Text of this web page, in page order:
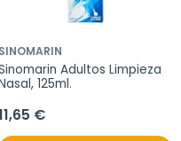
SINOMARIN
Adultos Limpieza
125ml.
€